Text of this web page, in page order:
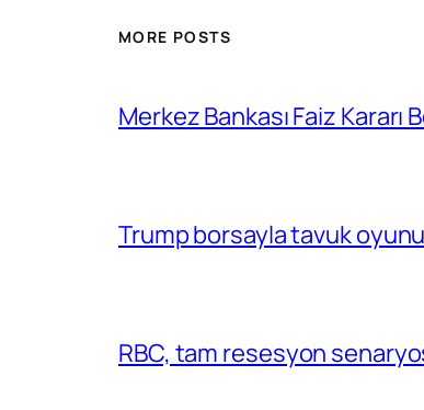
MORE POSTS
Merkez Bankası Faiz Kararı
Trump borsayla tavuk
RBC, tam resesyon